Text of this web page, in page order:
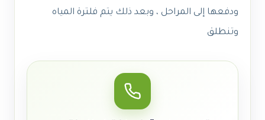
ودفعها إلى المراحل ، وبعد ذلك يتم فلترة المياه
وتنطلق